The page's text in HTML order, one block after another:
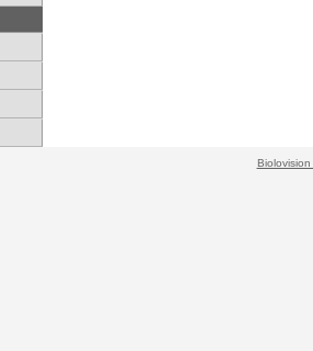
Biolovision